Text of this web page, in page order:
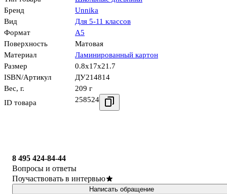
Бренд
Unnika
Вид
Для 5-11 классов
Формат
А5
Поверхность
Матовая
Материал
Ламинированный картон
Размер
0.8x17x21.7
ISBN/Артикул
ДУ214814
Вес, г.
209 г
ID товара
258524
8 495 424-84-44
Вопросы и ответы
Поучаствовать в интервью
Написать обращение